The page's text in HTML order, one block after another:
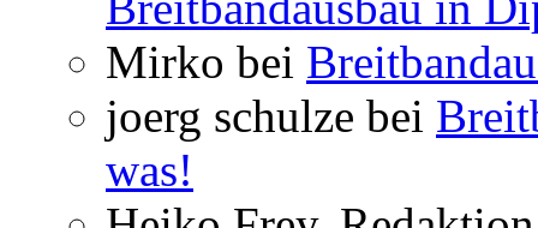
Mirko bei
joerg schulze bei
was!